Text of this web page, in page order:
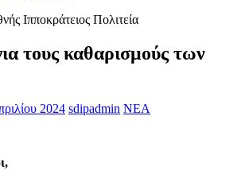
τους καθαρισμούς των
2024 sdipadmin ΝΕΑ